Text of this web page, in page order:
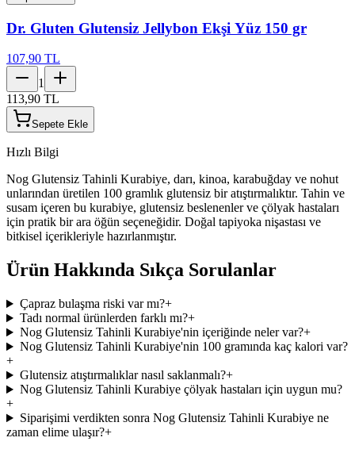
Dr. Gluten Glutensiz Jellybon Ekşi Yüz 150 gr
107,90 TL
1
113,90 TL
Sepete Ekle
Hızlı Bilgi
Nog Glutensiz Tahinli Kurabiye, darı, kinoa, karabuğday ve nohut
unlarından üretilen 100 gramlık glutensiz bir atıştırmalıktır. Tahin ve
susam içeren bu kurabiye, glutensiz beslenenler ve çölyak hastaları
için pratik bir ara öğün seçeneğidir. Doğal tapiyoka nişastası ve
bitkisel içerikleriyle hazırlanmıştır.
Ürün Hakkında Sıkça Sorulanlar
Çapraz bulaşma riski var mı?+
Tadı normal ürünlerden farklı mı?+
Nog Glutensiz Tahinli Kurabiye'nin içeriğinde neler var?+
Nog Glutensiz Tahinli Kurabiye'nin 100 gramında kaç kalori var?
+
Glutensiz atıştırmalıklar nasıl saklanmalı?+
Nog Glutensiz Tahinli Kurabiye çölyak hastaları için uygun mu?
+
Siparişimi verdikten sonra Nog Glutensiz Tahinli Kurabiye ne
zaman elime ulaşır?+